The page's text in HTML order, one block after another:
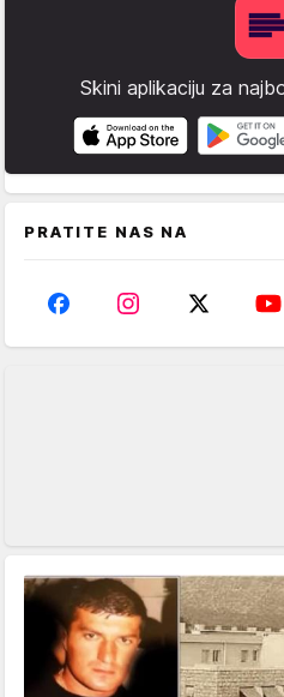
Skini aplikaciju za
PRATITE NAS NA